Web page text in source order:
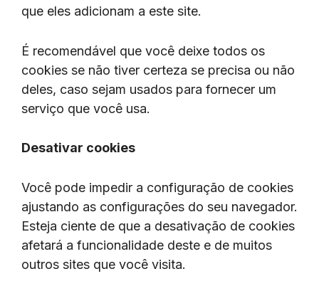
que eles adicionam a este site.
É recomendável que você deixe todos os
cookies se não tiver certeza se precisa ou não
deles, caso sejam usados ​​para fornecer um
serviço que você usa.
Desativar cookies
Você pode impedir a configuração de cookies
ajustando as configurações do seu navegador.
Esteja ciente de que a desativação de cookies
afetará a funcionalidade deste e de muitos
outros sites que você visita.